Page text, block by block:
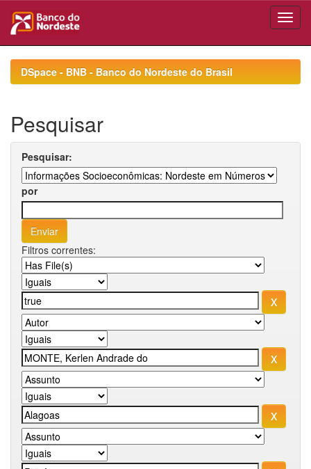
navigationDSpace - BNB - Banco do Nordeste do Brasil
Pesquisar
Pesquisar:
por
Filtros correntes: